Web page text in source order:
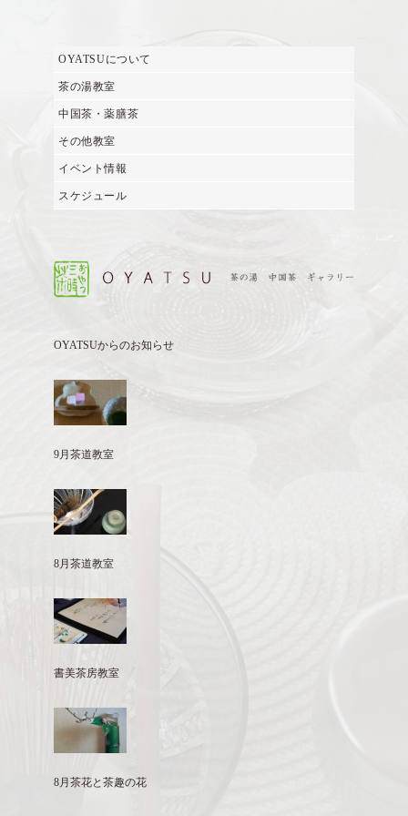
OYATSUについて
茶の湯教室
中国茶・薬膳茶
その他教室
イベント情報
スケジュール
OYATSUからのお知らせ
9月茶道教室
8月茶道教室
書美茶房教室
8月茶花と茶趣の花